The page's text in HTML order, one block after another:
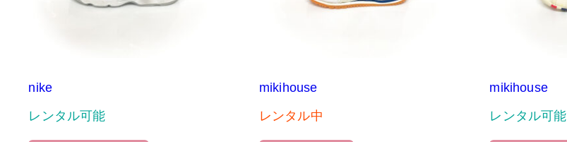
nike
レンタル可能
mikihouse
レンタル中
mikihouse
レンタル可能